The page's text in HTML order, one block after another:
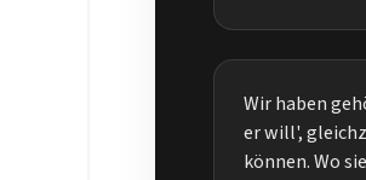
Wir haben
er will',
können. Wo